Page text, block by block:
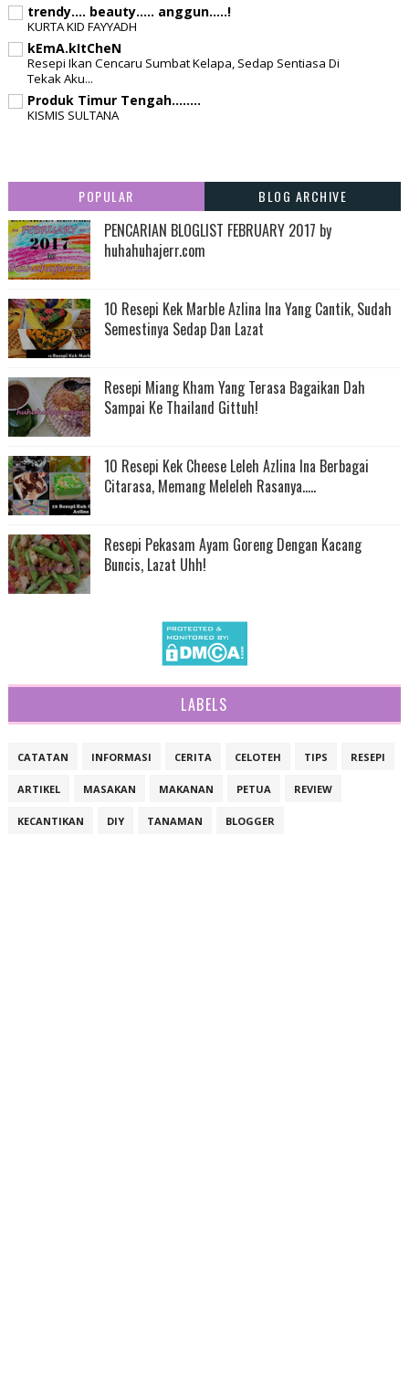
trendy.... beauty..... anggun.....!
KURTA KID FAYYADH
kEmA.kItCheN
Resepi Ikan Cencaru Sumbat Kelapa, Sedap Sentiasa Di
Tekak Aku...
Produk Timur Tengah........
KISMIS SULTANA
POPULAR BLOG ARCHIVE
PENCARIAN BLOGLIST FEBRUARY 2017 by
huhahuhajerr.com
10 Resepi Kek Marble Azlina Ina Yang Cantik, Sudah
Semestinya Sedap Dan Lazat
Resepi Miang Kham Yang Terasa Bagaikan Dah
Sampai Ke Thailand Gittuh!
10 Resepi Kek Cheese Leleh Azlina Ina Berbagai
Citarasa, Memang Meleleh Rasanya.....
Resepi Pekasam Ayam Goreng Dengan Kacang
Buncis, Lazat Uhh!
LABELS
CATATAN INFORMASI CERITA CELOTEH TIPS RESEPI
ARTIKEL MASAKAN MAKANAN PETUA REVIEW
KECANTIKAN DIY TANAMAN BLOGGER